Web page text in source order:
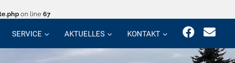
on line 67
SERVICE AKTUELLES KONTAKT